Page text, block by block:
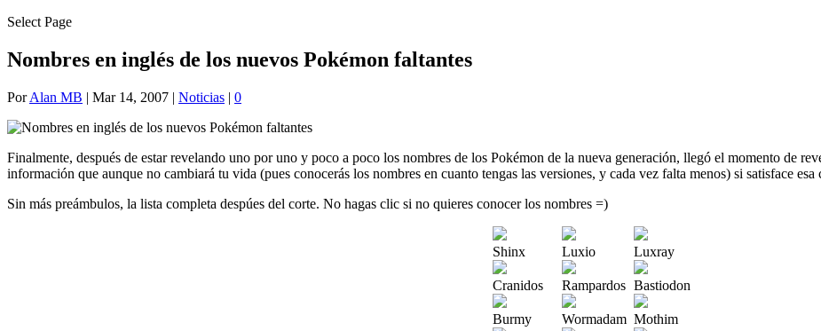
Select Page
Nombres en inglés de los nuevos Pokémon faltantes
PorAlan MB | Mar 14, 2007 | Noticias | 0
Finalmente, después de estar revelando uno por uno y poco a poco los nombres de los Pokémon de la nueva generación, llegó el momento de
información que aunque no cambiará tu vida (pues conocerás los nombres en cuanto tengas las versiones, y cada vez falta menos) si satisface esa
Sin más preámbulos, la lista completa despúes del corte. No hagas clic si no quieres conocer los nombres =)
Shinx Luxio Luxray
Cranidos Rampardos Bastiodon
Burmy Wormadam Mothim